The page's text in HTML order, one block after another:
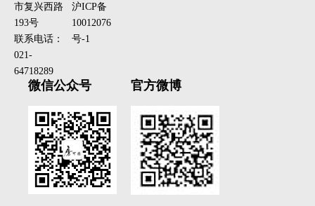
市复兴西路
193号
联系电话：
021-
64718289
沪ICP备
10012076
号-1
微信公众号 官方微博